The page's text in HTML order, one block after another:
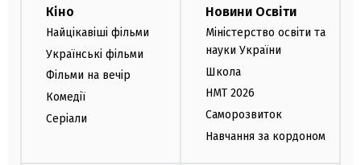
Кіно
Найцікавіші фільми
Українські фільми
Фільми на вечір
Комедії
Серіали
Новини Освіти
Міністерство освіти та
науки України
Школа
НМТ 2026
Саморозвиток
Навчання за кордоном